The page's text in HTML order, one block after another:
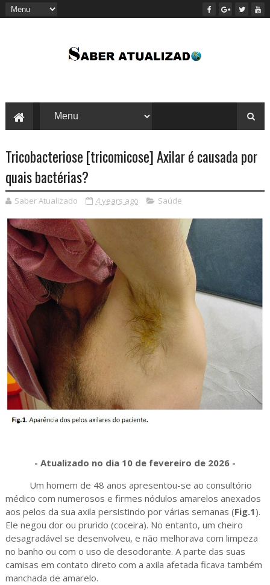
Tricobacteriose [tricomicose] Axilar é causada por
quais bactérias?
Saber Atualizado 4 years ago Saúde
- Atualizado no dia 10 de fevereiro de 2026 -
Um homem de 48 anos apresentou-se ao consultório
médico com numerosos e firmes nódulos amarelos anexados
aos pelos da sua axila persistindo por várias semanas (Fig.1).
Ele negou dor ou prurido (coceira). No entanto, um cheiro
desagradável se desenvolveu, e não melhorava com limpeza
no banho ou com o uso de desodorante. A parte das suas
camisas em contato direto com a axila afetada ficava também
manchada de amarelo.